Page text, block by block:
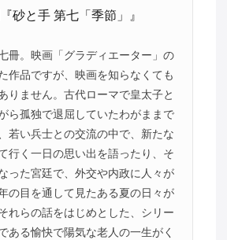
砂と手 第七「季節」』
冊。映画「グラディエーター」の
作品ですが、映画を知らなくても
りません。古代ローマで皇太子と
ら孤独で退屈していたわがままで
若い兵士との交流の中で、新たな
行く一日の思い出を語ったり、そ
った宮廷で、外交や内政に人々が
の目を通して見たある夏の日々が
れらの話をはじめとした、シリー
ある愉快で陽気な老人の一生がく